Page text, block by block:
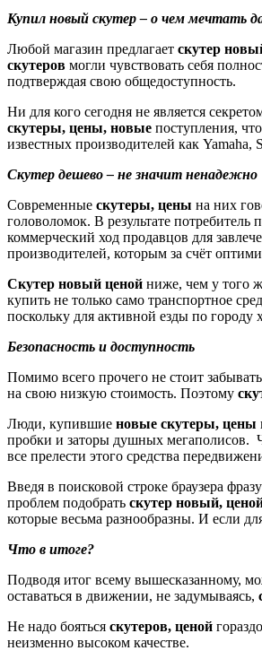
Купил новый скутер – о чем мечтать
Любой магазин предлагает скутер
скутеров могли чувствовать себя
подтверждая свою общедоступность.
Ни для кого сегодня не является
скутеры, цены, новые поступления,
известных производителей как Yamaha,
Скутер дешево – не значит ненадежно
Современные скутеры, цены на них
головоломок. В результате потребитель
коммерческий ход продавцов для
производителей, которым за счёт
Скутер новый ценой ниже, чем у того
купить не только само транспортное
поскольку для активной езды по городу
Безопасность и доступность
Помимо всего прочего не стоит
на свою низкую стоимость. Поэтому
Люди, купившие новые скутеры, цены
пробки и заторы душных мегаполисов.
все прелести этого средства
Введя в поисковой строке браузера
проблем подобрать скутер новый,
которые весьма разнообразны. И если
Что в итоге?
Подводя итог всему вышесказанному,
оставаться в движении, не задумываясь,
Не надо бояться скутеров, ценой
неизменно высоком качестве.